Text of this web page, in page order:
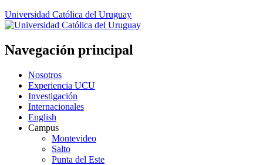
Universidad Católica del Uruguay
Navegación principal
Nosotros
Experiencia UCU
Investigación
Internacionales
English
Campus
Montevideo
Salto
Punta del Este